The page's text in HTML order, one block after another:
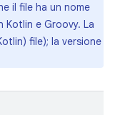
il file ha un nome
Kotlin e Groovy. La
file); la versione